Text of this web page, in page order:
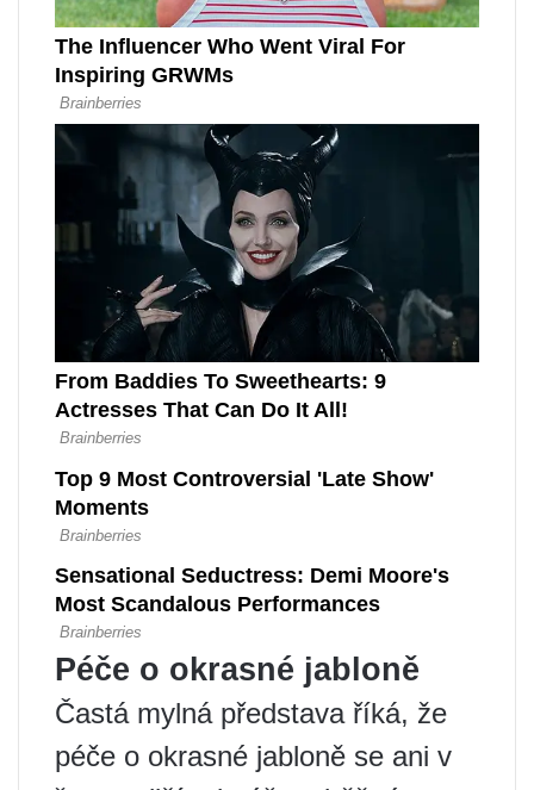
Péče o okrasné jabloně
Častá mylná představa říká, že
péče o okrasné jabloně se ani v